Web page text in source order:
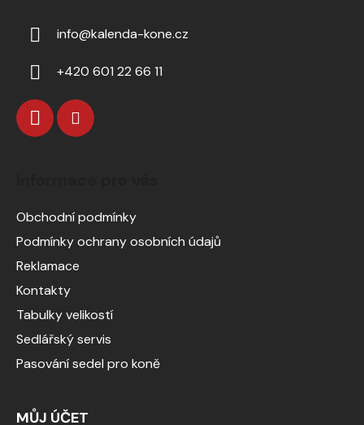
info@kalenda-kone.cz
+420 601 22 66 11
Obchodní podmínky
Podmínky ochrany osobních údajů
Reklamace
Kontakty
Tabulky velikostí
Sedlářský servis
Pasování sedel pro koně
MŮJ ÚČET